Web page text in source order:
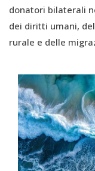
donatori bilaterali
dei diritti umani,
rurale e delle